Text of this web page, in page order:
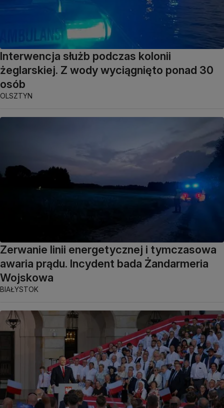
Interwencja służb podczas kolonii
żeglarskiej. Z wody wyciągnięto ponad 30
osób
OLSZTYN
Zerwanie linii energetycznej i tymczasowa
awaria prądu. Incydent bada Żandarmeria
Wojskowa
BIAŁYSTOK